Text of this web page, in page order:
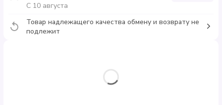
С 10 августа
Товар надлежащего качества обмену и возврату не
подлежит